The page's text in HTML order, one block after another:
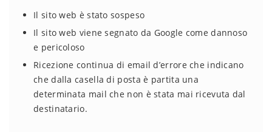
Il sito web è stato sospeso
Il sito web viene segnato da Google come dannoso
e pericoloso
Ricezione continua di email d’errore che indicano
che dalla casella di posta è partita una
determinata mail che non è stata mai ricevuta dal
destinatario.